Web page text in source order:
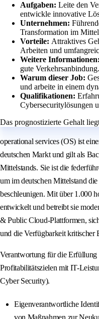
Aufgaben: Leite den
entwickle innovative
Unternehmen:
Transformation im
Vorteile: Attraktives
Arbeiten und
Weitere Informationen:
gute Verkehrsanbindung.
Warum dieser Job:
und arbeite in einem
Qualifikationen:
Cybersecuritylösungen
Das prognostizierte Gehalt
operational services (OS) ist
deutschen Markt und gilt als
Mittelstands. Sie ist die
um im deutschen Mittelstand
beschleunigen. Mit über 1.000
entwickelt und betreibt sie
& Public Cloud-Plattformen,
und die Verfügbarkeit kritischer
Verantwortung für die Erfüllung
Profitabilitätszielen mit IT-
Cyber Security).
Eigenverantwortliche